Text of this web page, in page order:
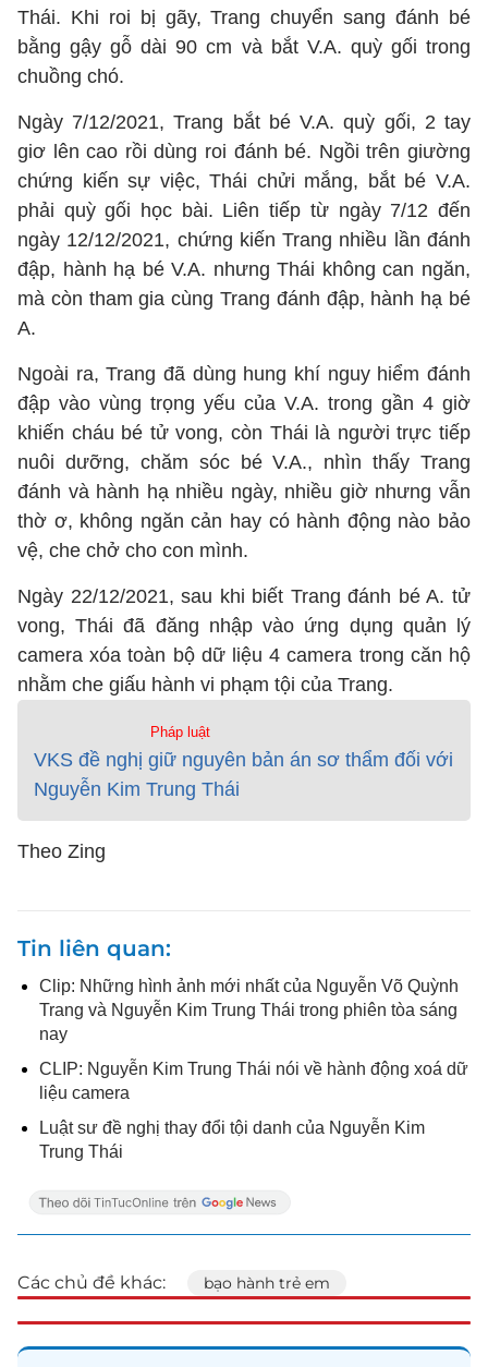
Thái. Khi roi bị gãy, Trang chuyển sang đánh bé
bằng gậy gỗ dài 90 cm và bắt V.A. quỳ gối trong
chuồng chó.
Ngày 7/12/2021, Trang bắt bé V.A. quỳ gối, 2 tay
giơ lên cao rồi dùng roi đánh bé. Ngồi trên giường
chứng kiến sự việc, Thái chửi mắng, bắt bé V.A.
phải quỳ gối học bài. Liên tiếp từ ngày 7/12 đến
ngày 12/12/2021, chứng kiến Trang nhiều lần đánh
đập, hành hạ bé V.A. nhưng Thái không can ngăn,
mà còn tham gia cùng Trang đánh đập, hành hạ bé
A.
Ngoài ra, Trang đã dùng hung khí nguy hiểm đánh
đập vào vùng trọng yếu của V.A. trong gần 4 giờ
khiến cháu bé tử vong, còn Thái là người trực tiếp
nuôi dưỡng, chăm sóc bé V.A., nhìn thấy Trang
đánh và hành hạ nhiều ngày, nhiều giờ nhưng vẫn
thờ ơ, không ngăn cản hay có hành động nào bảo
vệ, che chở cho con mình.
Ngày 22/12/2021, sau khi biết Trang đánh bé A. tử
vong, Thái đã đăng nhập vào ứng dụng quản lý
camera xóa toàn bộ dữ liệu 4 camera trong căn hộ
nhằm che giấu hành vi phạm tội của Trang.
Pháp luật
VKS đề nghị giữ nguyên bản án sơ thẩm đối với
Nguyễn Kim Trung Thái
Theo Zing
Tin liên quan
Clip: Những hình ảnh mới nhất của Nguyễn Võ Quỳnh
Trang và Nguyễn Kim Trung Thái trong phiên tòa sáng
nay
CLIP: Nguyễn Kim Trung Thái nói về hành động xoá dữ
liệu camera
Luật sư đề nghị thay đổi tội danh của Nguyễn Kim
Trung Thái
Các chủ đề khác: bạo hành trẻ em